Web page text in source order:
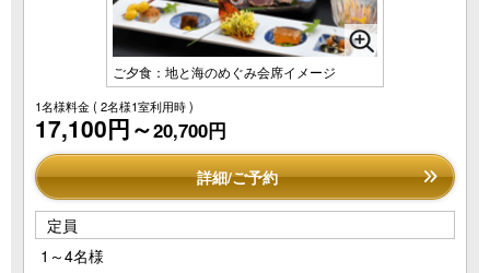
ご夕食：地と海のめぐみ会席イメージ
1名様料金( 2名様1室利用時 )
17,100円～20,700円
詳細/ご予約
定員
1～4名様